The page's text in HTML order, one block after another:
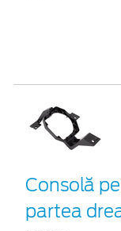
Consolă
partea